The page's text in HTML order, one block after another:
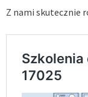
Z nami skutecznie